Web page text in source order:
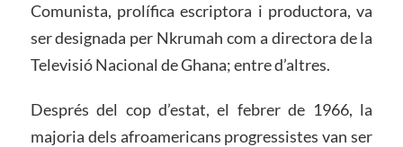
Comunista, prolífica escriptora i productora, va
ser designada per Nkrumah com a directora de la
Televisió Nacional de Ghana; entre d’altres.
Després del cop d’estat, el febrer de 1966, la
majoria dels afroamericans progressistes van ser